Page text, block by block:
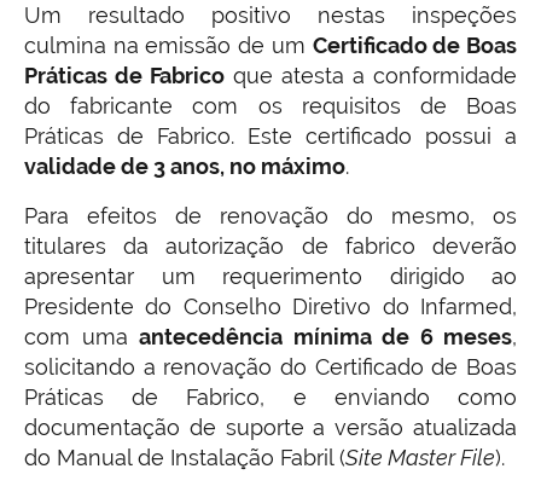
Um resultado positivo nestas inspeções
culmina na emissão de um Certificado de Boas
Práticas de Fabrico que atesta a conformidade
do fabricante com os requisitos de Boas
Práticas de Fabrico. Este certificado possui a
validade de 3 anos, no máximo.
Para efeitos de renovação do mesmo, os
titulares da autorização de fabrico deverão
apresentar um requerimento dirigido ao
Presidente do Conselho Diretivo do Infarmed,
com uma antecedência mínima de 6 meses,
solicitando a renovação do Certificado de Boas
Práticas de Fabrico, e enviando como
documentação de suporte a versão atualizada
do Manual de Instalação Fabril (Site Master File).